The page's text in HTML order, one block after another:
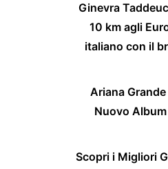
Ginevra
10 km agli
italiano con il
Ariana
Nuovo
Scopri i Migliori